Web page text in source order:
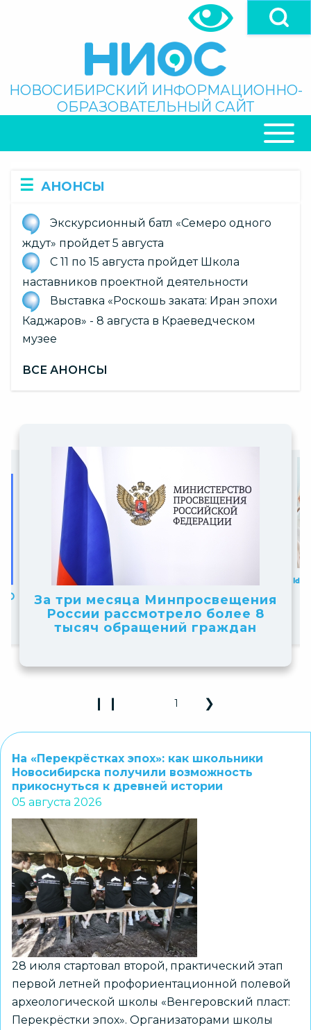
Поиск
НОВОСИБИРСКИЙ ИНФОРМАЦИОННО-
ОБРАЗОВАТЕЛЬНЫЙ САЙТ
НАВИГАЦИЯ
АНОНСЫ
Экскурсионный батл «Семеро одного
ждут» пройдет 5 августа
С 11 по 15 августа пройдет Школа
наставников проектной деятельности
Выставка «Роскошь заката: Иран эпохи
Каджаров» - 8 августа в Краеведческом
музее
ВСЕ АНОНСЫ
более 8 10
Новосибирские
победители
конкурса «Большаяполучение
НТО»
10
Официальный комментарий
Минпросвещения России
Play Pause 3D Carousel
❙ ❙
Previous Slide
2
Next Slide
❯
На «Перекрёстках эпох»: как школьники
Новосибирска получили возможность
прикоснуться к древней истории
05 августа 2026
28 июля стартовал второй, практический этап
первой летней профориентационной полевой
археологической школы «Венгеровский пласт:
Перекрёстки эпох». Организаторами школы